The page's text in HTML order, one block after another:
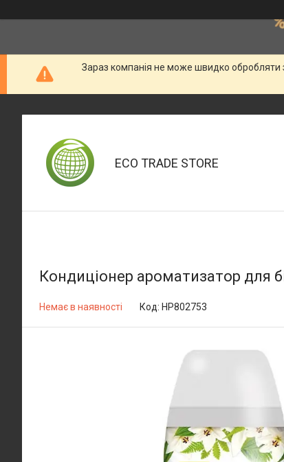
Зараз компанія не може швидко обробляти
ECO TRADE STORE
Кондиціонер ароматизатор для
Немає в наявності Код: HP802753